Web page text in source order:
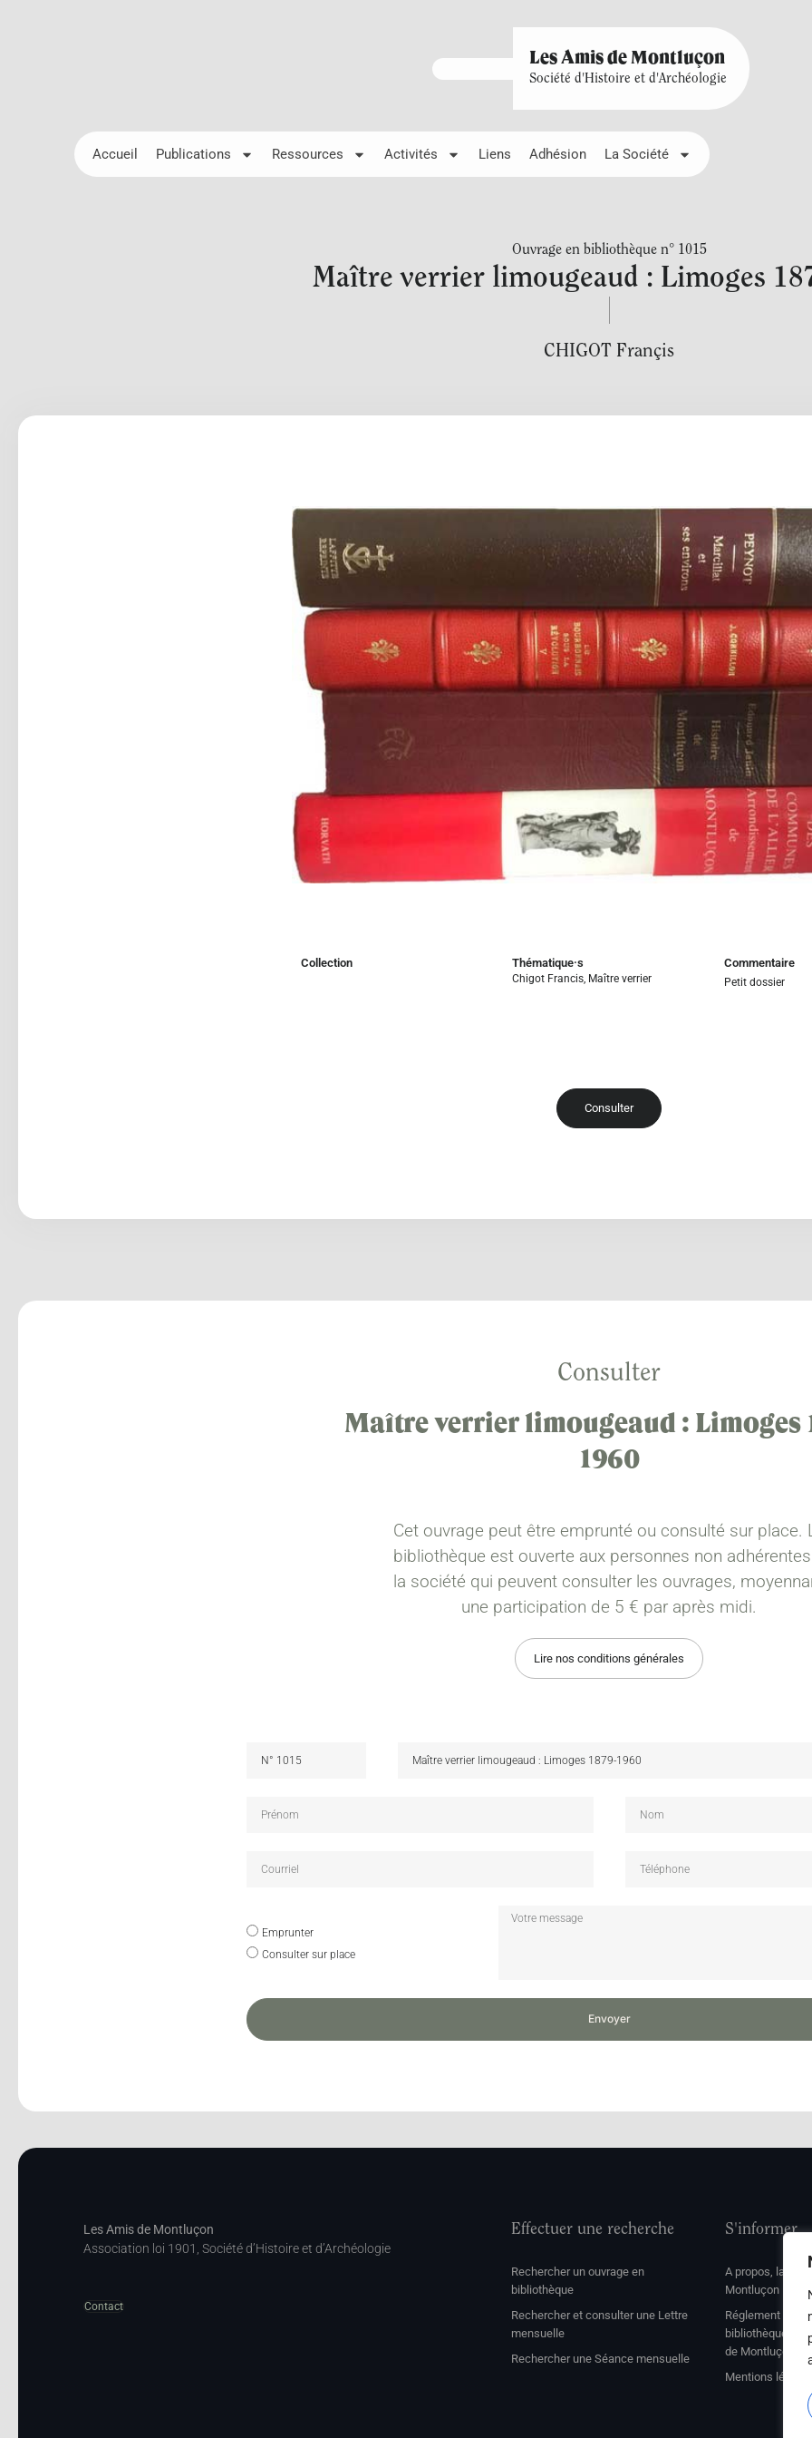
Les Amis de Montluçon
Société d'Histoire et d'Archéologie
Accueil Publications Ressources Activités Liens Adhésion La Société
Ouvrage en bibliothèque n° 1015
Maître verrier limougeaud : Limoges
CHIGOT Françis
Collection Thématique·s
Chigot Francis Maître verrier
Commentaire
Petit dossier
Consulter
Consulter
Maître verrier limougeaud : Limoges
1960
Cet ouvrage peut être emprunté ou consulté sur place.
bibliothèque est ouverte aux personnes non
la société qui peuvent consulter les ouvrages,
une participation de 5 € par après midi.
Lire nos conditions générales
Emprunter
Consulter sur place
Envoyer
Les Amis de Montluçon
Association loi 1901, Société d’Histoire et d’Archéologie
Contact
Effectuer une recherche
Rechercher un ouvrage en
bibliothèque
Rechercher et consulter une Lettre
mensuelle
Rechercher une Séance mensuelle
S'informer
A propos, la
Montluçon
Réglement de
bibliothèque et
de Montluçon
Mentions légales